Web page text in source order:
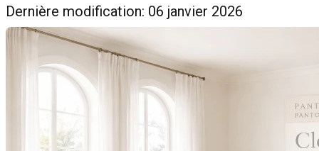
Dernière modification: 06 janvier 2026